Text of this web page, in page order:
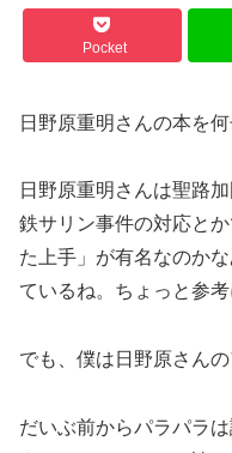
Pocket
日野原重明さんの本を何
日野原重明さんは聖路
鉄サリン事件の対応と
た上手」が有名なのか
ているね。ちょっと参考
でも、僕は日野原さん
だいぶ前からパラパラ